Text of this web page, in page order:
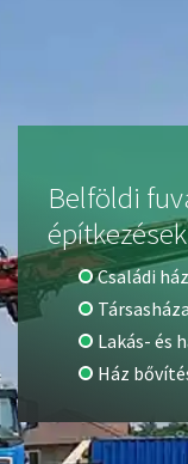
Belföldi
Családi
Lakás- és
Ház